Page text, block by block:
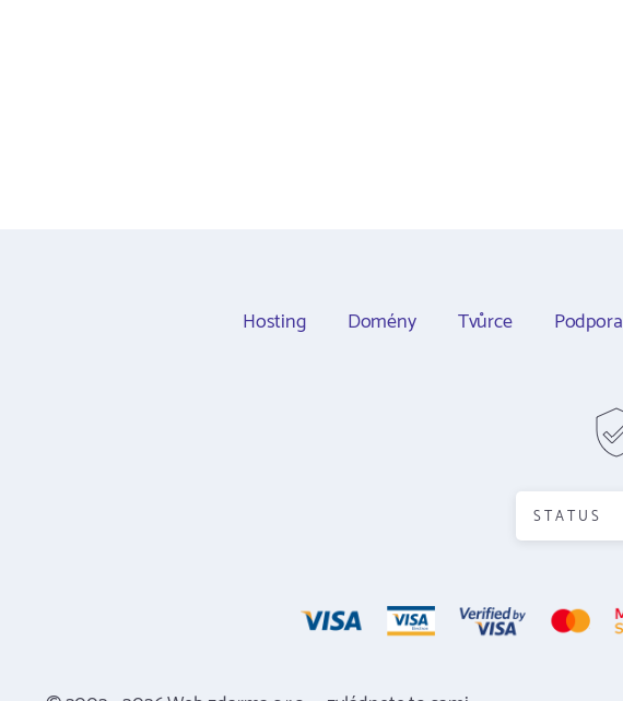
Hosting Domény Tvůrce Podpora
STATUS